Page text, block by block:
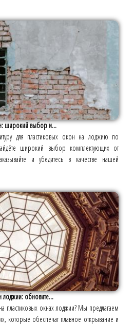
широкий выбор и...
для пластиковых окон на лоджию по
широкий выбор комплектующих от
и убедитесь в качестве нашей
лоджии: обновите...
пластиковых окнах лоджии? Мы предлагаем
которые обеспечат плавное открывание и